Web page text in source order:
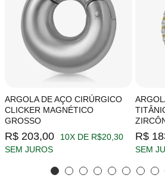
ARGOLA DE AÇO CIRÚRGICO
CLICKER MAGNÉTICO
GROSSO
R$ 203,00
10X DE R$20,30
SEM JUROS
R$
SEM